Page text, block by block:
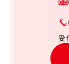
受